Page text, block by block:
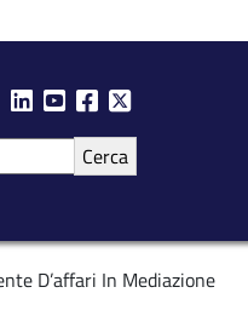
D’affari In Mediazione